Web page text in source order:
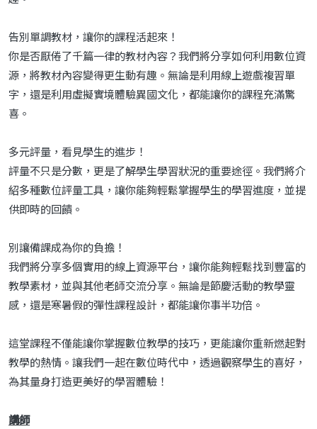
告別單調教材，讓你的課程活起來！
你是否厭倦了千篇一律的教材內容？我們將分享如何利用數位資
源，將教材內容變得更生動有趣。無論是利用線上遊戲複習單
字，還是利用虛擬實境體驗異國文化，都能讓你的課程充滿驚
喜。
多元評量，看見學生的進步！
評量不只是分數，更是了解學生學習狀況的重要途徑。我們將介
紹多種數位評量工具，讓你能夠輕鬆掌握學生的學習進度，並提
供即時的回饋。
別讓備課成為你的負擔！
我們將分享多個實用的線上資源平台，讓你能夠輕鬆找到豐富的
教學素材，並與其他老師交流分享。無論是節慶活動的教學靈
感，還是寒暑假的彈性課程設計，都能讓你事半功倍。
這堂課程不僅能讓你掌握數位教學的技巧，更能讓你重新燃起對
教學的熱情。讓我們一起在數位時代中，透過觀察學生的喜好，
為其量身打造更美好的學習體驗！
講師